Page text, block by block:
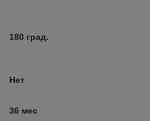
180 град.
Нет
36 мес